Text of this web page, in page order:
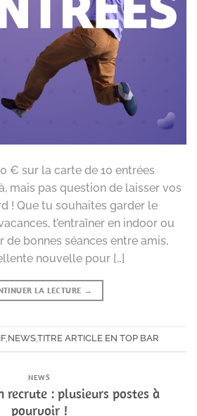
€ sur la carte de 10 entrées
mais pas question de laisser vos
! Que tu souhaites garder le
t’entraîner en indoor ou
bonnes séances entre amis,
nouvelle pour […]
LA LECTURE →
, NEWSTITRE ARTICLE EN TOP BAR
NEWS
recrute : plusieurs postes à
pourvoir !